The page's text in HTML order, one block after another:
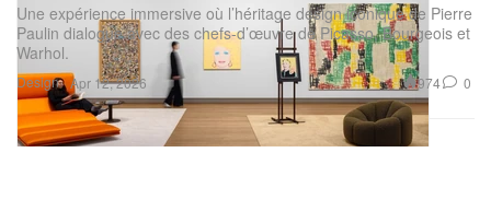
Design
Une expérience immersive où l’héritage design iconique de Pierre
Paulin dialogue avec des chefs-d’œuvre de Picasso, Bourgeois et
Warhol.
Apr 12, 2026 974 0